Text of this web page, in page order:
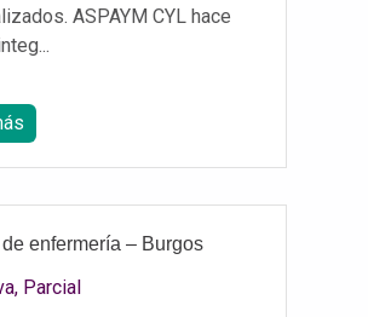
ASPAYM CYL hace
enfermería – Burgos
Parcial